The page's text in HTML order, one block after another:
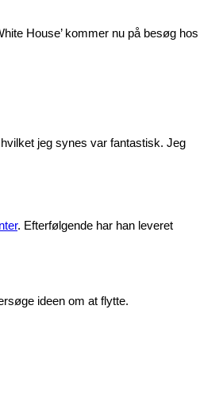
House’ kommer nu på besøg hos
jeg synes var fantastisk. Jeg
. Efterfølgende har han leveret
ideen om at flytte.